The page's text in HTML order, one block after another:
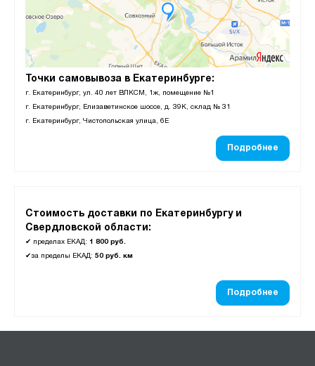
Точки самовывоза в Екатеринбурге:
г. Екатеринбург, ул. 40 лет ВЛКСМ, 1ж, помещение №1
г. Екатеринбург, Елизаветинское шоссе, д. 39К, склад № 31
г. Екатеринбург, Чистопольская улица, 6Е
Подробнее
Стоимость доставки по Екатеринбургу и
Свердловской области:
✔ пределах ЕКАД: 1 800 руб.
✔за пределы ЕКАД: 50 руб. км
Подробнее